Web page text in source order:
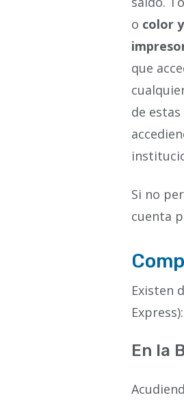
o color
que
de
Si no
cuenta
Existen
Express):
En la